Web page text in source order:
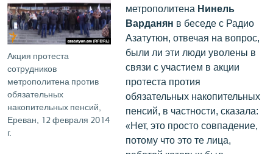
Акция протеста
сотрудников
метрополитена против
обязательных
накопительных пенсий,
Ереван, 12 февраля 2014
г.
метрополитена Нинель
Варданян в беседе с Радио
Азатутюн, отвечая на вопрос,
были ли эти люди уволены в
связи с участием в акции
протеста протия
обязательных накопительных
пенсий, в частности, сказала:
«Нет, это просто совпадение,
потому что это те лица,